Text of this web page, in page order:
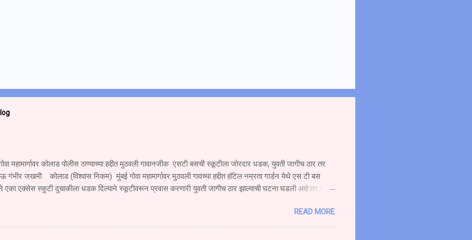
महामार्गावर कोलाड पोलीस ठाण्याच्या हद्दीत मुठवली गावानजीक एसटी बसची स्कूटीला जोरदार धडक, युवती जागीच ठार तर
गंभीर जखमी कोलाड (विश्वास निकम) मुंबई गोवा महामार्गावर मुठवली गावच्या हद्दीत हॉटेल नम्रता गार्डन येथे एस टी बस
एका एक्सेस स्कुटी दुचाकीला धडक दिल्याने स्कूटीवरून प्रवास करणारी युवती जागीच ठार झाल्याची घटना घडली आहे.तर तिचा
वेगाने जात असताना एसटी चालकाने रस्त्याच्या परिस्थितीकडे दुर्लक्ष करून मूठवली गावाच्या हद्दीत हॉटेल नम्रता गार्डन समोर
एम. एच.२०बी.१९६० या एसटीने खांब बाजूकडे जाणाऱ्या स्कूटी क्र. एम एच ०६,सी.एच ४६६४ या स्कूटी ला पाठीमागून
READ MORE